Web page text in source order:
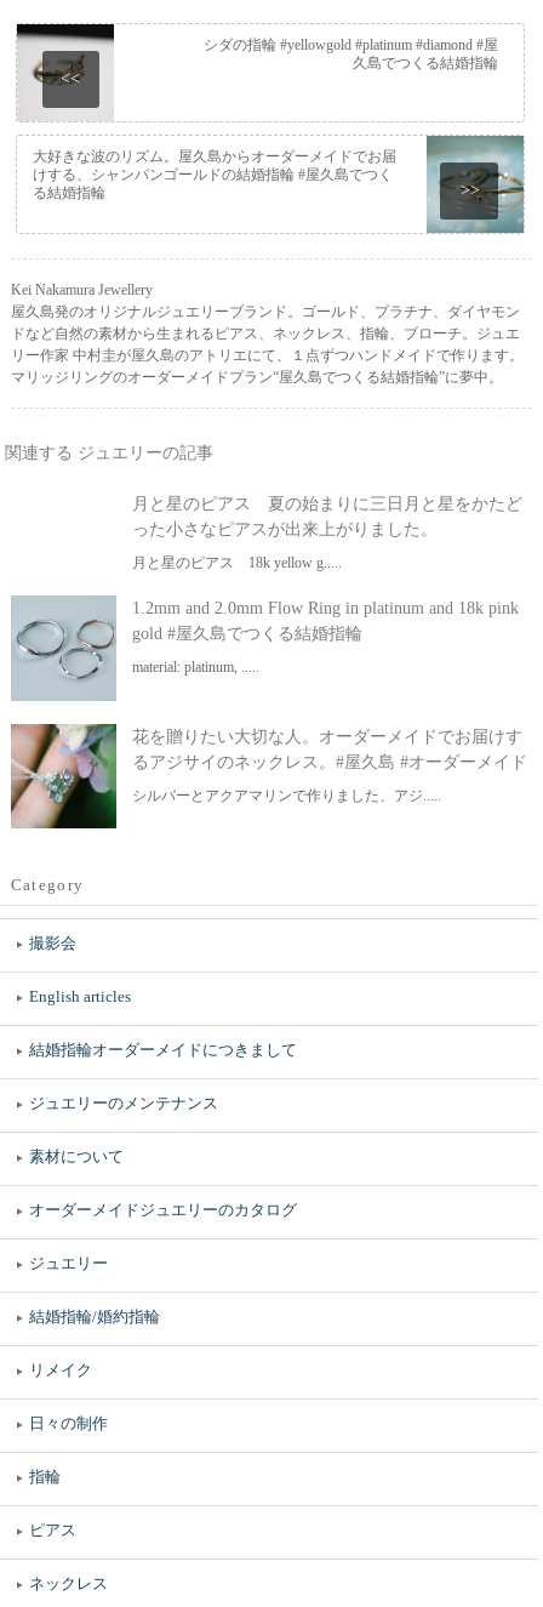
<<
シダの指輪 #yellowgold #platinum #diamond #屋
久島でつくる結婚指輪
>>
大好きな波のリズム。屋久島からオーダーメイドでお届
けする、シャンパンゴールドの結婚指輪 #屋久島でつく
る結婚指輪
Kei Nakamura Jewellery
屋久島発のオリジナルジュエリーブランド。ゴールド、プラチナ、ダイヤモン
ドなど自然の素材から生まれるピアス、ネックレス、指輪、ブローチ。ジュエ
リー作家 中村圭が屋久島のアトリエにて、１点ずつハンドメイドで作ります。
マリッジリングのオーダーメイドプラン“屋久島でつくる結婚指輪”に夢中。
関連する ジュエリーの記事
月と星のピアス 夏の始まりに三日月と星をかたど
った小さなピアスが出来上がりました。
月と星のピアス 18k yellow g.....
1.2mm and 2.0mm Flow Ring in platinum and 18k pink
gold #屋久島でつくる結婚指輪
material: platinum, .....
花を贈りたい大切な人。オーダーメイドでお届けす
るアジサイのネックレス。#屋久島 #オーダーメイド
シルバーとアクアマリンで作りました、アジ.....
Category
撮影会
English articles
結婚指輪オーダーメイドにつきまして
ジュエリーのメンテナンス
素材について
オーダーメイドジュエリーのカタログ
ジュエリー
結婚指輪/婚約指輪
リメイク
日々の制作
指輪
ピアス
ネックレス